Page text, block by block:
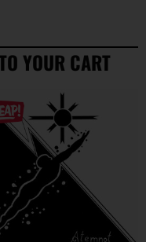
YOUR CART